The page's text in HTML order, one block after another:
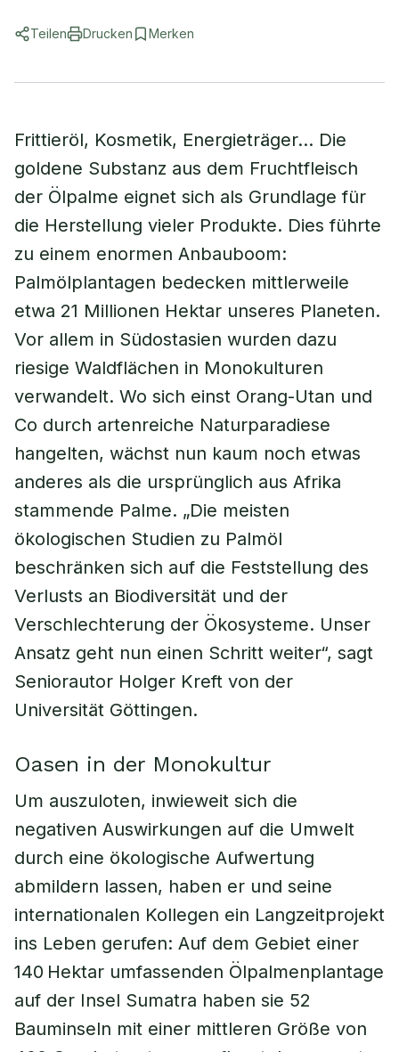
Teilen Drucken Merken
Frittieröl, Kosmetik, Energieträger… Die
goldene Substanz aus dem Fruchtfleisch
der Ölpalme eignet sich als Grundlage für
die Herstellung vieler Produkte. Dies führte
zu einem enormen Anbauboom:
Palmölplantagen bedecken mittlerweile
etwa 21 Millionen Hektar unseres Planeten.
Vor allem in Südostasien wurden dazu
riesige Waldflächen in Monokulturen
verwandelt. Wo sich einst Orang-Utan und
Co durch artenreiche Naturparadiese
hangelten, wächst nun kaum noch etwas
anderes als die ursprünglich aus Afrika
stammende Palme. „Die meisten
ökologischen Studien zu Palmöl
beschränken sich auf die Feststellung des
Verlusts an Biodiversität und der
Verschlechterung der Ökosysteme. Unser
Ansatz geht nun einen Schritt weiter“, sagt
Seniorautor Holger Kreft von der
Universität Göttingen.
Oasen in der Monokultur
Um auszuloten, inwieweit sich die
negativen Auswirkungen auf die Umwelt
durch eine ökologische Aufwertung
abmildern lassen, haben er und seine
internationalen Kollegen ein Langzeitprojekt
ins Leben gerufen: Auf dem Gebiet einer
140 Hektar umfassenden Ölpalmenplantage
auf der Insel Sumatra haben sie 52
Bauminseln mit einer mittleren Größe von